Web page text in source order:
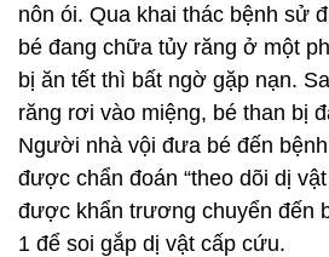
nôn ói. Qua khai thác bệnh sử
bé đang chữa tủy răng ở một
bị ăn tết thì bất ngờ gặp nạn.
răng rơi vào miệng, bé than bị
Người nhà vội đưa bé đến
được chẩn đoán “theo dõi dị
được khẩn trương chuyển đến
1 để soi gắp dị vật cấp cứu.